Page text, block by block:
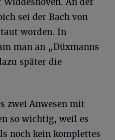
sei der Bach von
worden. In
man an „Düxmanns
später die
zwei Anwesen mit
so wichtig, weil es
noch kein komplettes